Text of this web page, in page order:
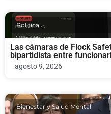
Politica
Las cámaras de Flock
bipartidista entre
agosto 9, 2026
Bienestar y Salud Mental